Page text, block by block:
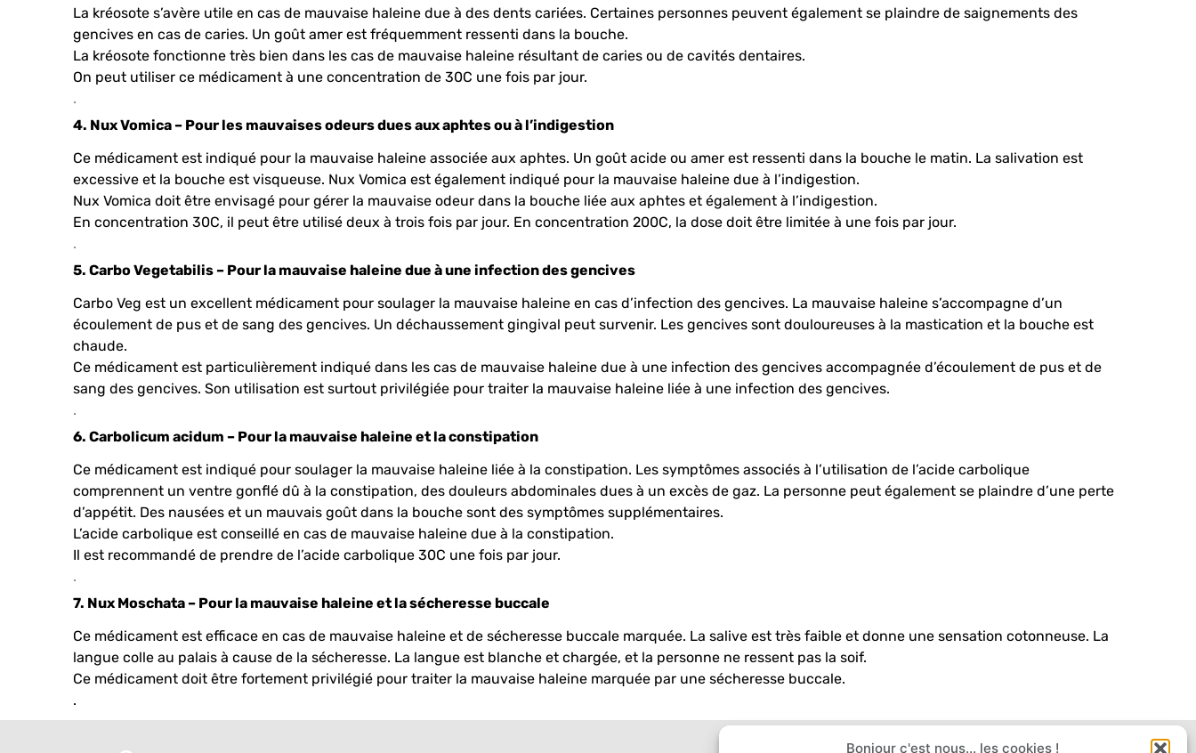
Bonjour c'est nous... les cookies !
La kréosote s’avère utile en cas de mauvaise haleine due à des dents cariées. Certaines personnes peuvent également se plaindre de saignements des
gencives en cas de caries. Un goût amer est fréquemment ressenti dans la bouche.
La kréosote fonctionne très bien dans les cas de mauvaise haleine résultant de caries ou de cavités dentaires.
On peut utiliser ce médicament à une concentration de 30C une fois par jour.
.
4. Nux Vomica – Pour les mauvaises odeurs dues aux aphtes ou à l’indigestion
Ce médicament est indiqué pour la mauvaise haleine associée aux aphtes. Un goût acide ou amer est ressenti dans la bouche le matin. La salivation est
excessive et la bouche est visqueuse. Nux Vomica est également indiqué pour la mauvaise haleine due à l’indigestion.
Nux Vomica doit être envisagé pour gérer la mauvaise odeur dans la bouche liée aux aphtes et également à l’indigestion.
En concentration 30C, il peut être utilisé deux à trois fois par jour. En concentration 200C, la dose doit être limitée à une fois par jour.
.
5. Carbo Vegetabilis – Pour la mauvaise haleine due à une infection des gencives
Carbo Veg est un excellent médicament pour soulager la mauvaise haleine en cas d’infection des gencives. La mauvaise haleine s’accompagne d’un
écoulement de pus et de sang des gencives. Un déchaussement gingival peut survenir. Les gencives sont douloureuses à la mastication et la bouche est
chaude.
Ce médicament est particulièrement indiqué dans les cas de mauvaise haleine due à une infection des gencives accompagnée d’écoulement de pus et de
sang des gencives. Son utilisation est surtout privilégiée pour traiter la mauvaise haleine liée à une infection des gencives.
.
6. Carbolicum acidum – Pour la mauvaise haleine et la constipation
Ce médicament est indiqué pour soulager la mauvaise haleine liée à la constipation. Les symptômes associés à l’utilisation de l’acide carbolique
comprennent un ventre gonflé dû à la constipation, des douleurs abdominales dues à un excès de gaz. La personne peut également se plaindre d’une perte
d’appétit. Des nausées et un mauvais goût dans la bouche sont des symptômes supplémentaires.
L’acide carbolique est conseillé en cas de mauvaise haleine due à la constipation.
Il est recommandé de prendre de l’acide carbolique 30C une fois par jour.
.
7. Nux Moschata – Pour la mauvaise haleine et la sécheresse buccale
Ce médicament est efficace en cas de mauvaise haleine et de sécheresse buccale marquée. La salive est très faible et donne une sensation cotonneuse. La
langue colle au palais à cause de la sécheresse. La langue est blanche et chargée, et la personne ne ressent pas la soif.
Ce médicament doit être fortement privilégié pour traiter la mauvaise haleine marquée par une sécheresse buccale.
.